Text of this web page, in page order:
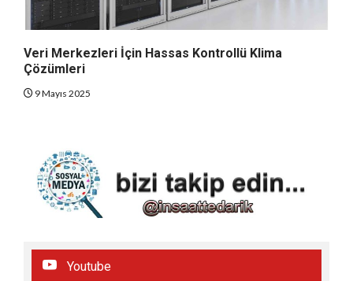
Veri Merkezleri İçin Hassas Kontrollü Klima
Çözümleri
9 Mayıs 2025
Youtube